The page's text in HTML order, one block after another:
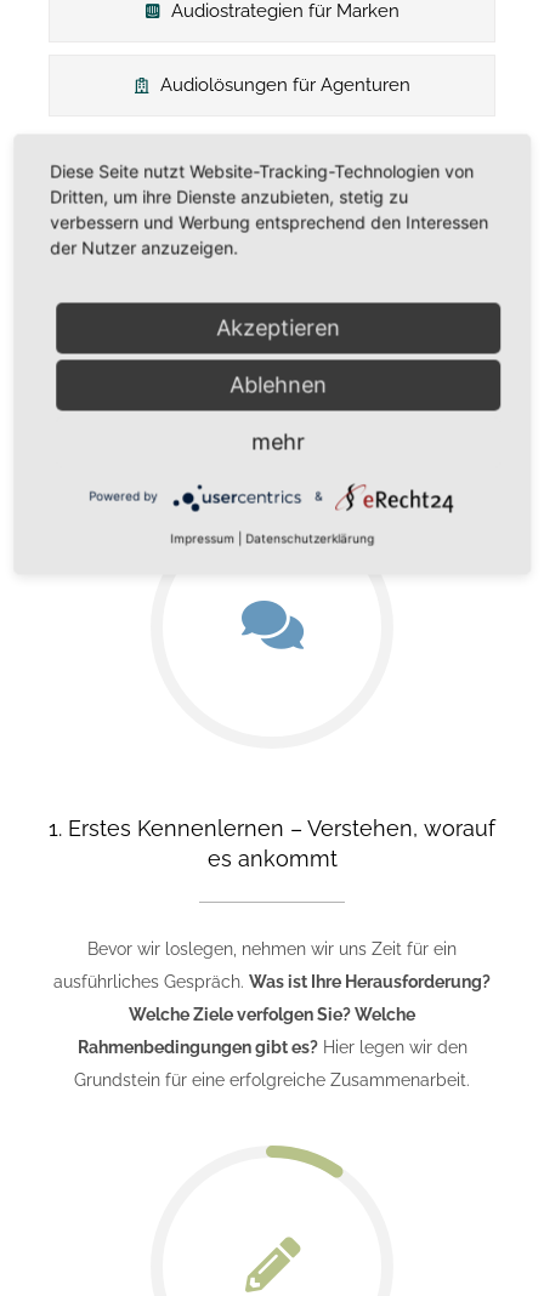
Audiostrategien für Marken
Audiolösungen für Agenturen
So arbeiten wir
zusammen – Schritt für
Schritt zu Ihrem Erfolg
1. Erstes Kennenlernen – Verstehen, worauf
es ankommt
Bevor wir loslegen, nehmen wir uns Zeit für ein
ausführliches Gespräch. Was ist Ihre Herausforderung?
Welche Ziele verfolgen Sie? Welche
Rahmenbedingungen gibt es?Hier legen wir den
Grundstein für eine erfolgreiche Zusammenarbeit.
Diese Seite nutzt Website-Tracking-Technologien von
Dritten, um ihre Dienste anzubieten, stetig zu
verbessern und Werbung entsprechend den Interessen
der Nutzer anzuzeigen.
Akzeptieren
Ablehnen
mehr
Powered by &
Impressum Datenschutzerklärung